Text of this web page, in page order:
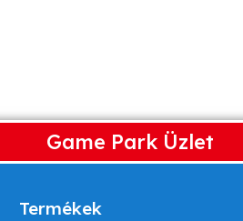
Game Park Üzlet
Termékek